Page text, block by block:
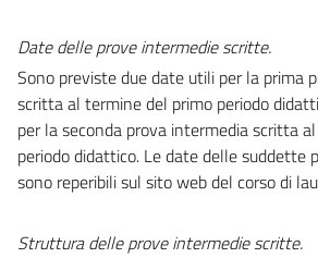
Date delle proveintermedie scritte.
Sono previste due date utili per la prima
scritta al termine del primo periodo
per la seconda prova intermedia scritta
periodo didattico. Le date delle suddette
sono reperibili sul sito web del corso di
Struttura delle prove intermedie scritte.